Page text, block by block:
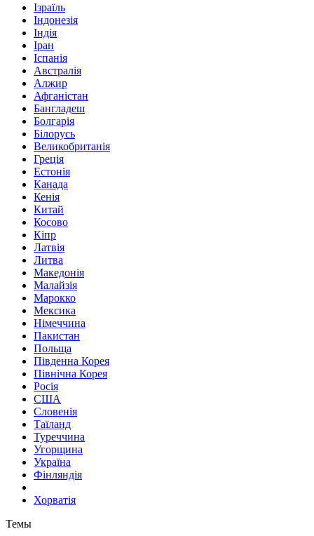
Ізраїль
Індонезія
Індія
Іран
Іспанія
Австралія
Алжир
Афганістан
Бангладеш
Болгарія
Білорусь
Великобританія
Греція
Естонія
Канада
Кенія
Китай
Косово
Кіпр
Латвія
Литва
Македонія
Малайзія
Марокко
Мексика
Німеччина
Пакистан
Польща
Південна Корея
Північна Корея
Росія
США
Словенія
Таїланд
Туреччина
Угорщина
Україна
Фінляндія
Хорватія
Темы